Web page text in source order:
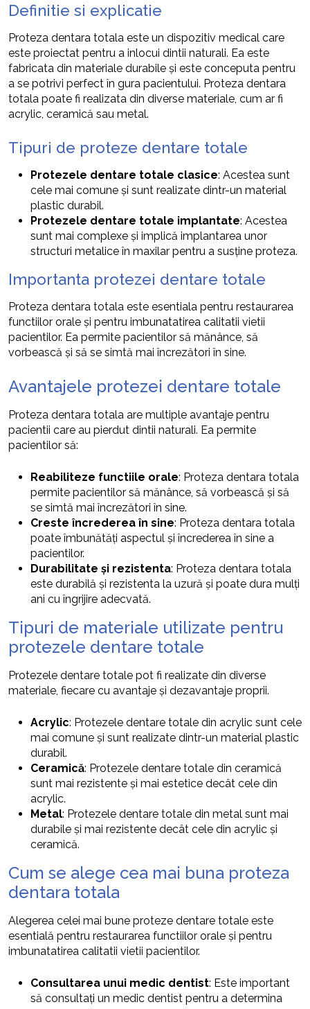
Definitie si explicatie
Proteza dentara totala este un dispozitiv medical care
este proiectat pentru a inlocui dintii naturali. Ea este
fabricata din materiale durabile și este conceputa pentru
a se potrivi perfect în gura pacientului. Proteza dentara
totala poate fi realizata din diverse materiale, cum ar fi
acrylic, ceramică sau metal.
Tipuri de proteze dentare totale
Protezele dentare totale clasice: Acestea sunt
cele mai comune și sunt realizate dintr-un material
plastic durabil.
Protezele dentare totale implantate: Acestea
sunt mai complexe și implică implantarea unor
structuri metalice în maxilar pentru a susține proteza.
Importanta protezei dentare totale
Proteza dentara totala este esentiala pentru restaurarea
functiilor orale și pentru imbunatatirea calitatii vietii
pacientilor. Ea permite pacientilor să mănânce, să
vorbească și să se simtă mai încrezători în sine.
Avantajele protezei dentare totale
Proteza dentara totala are multiple avantaje pentru
pacientii care au pierdut dintii naturali. Ea permite
pacientilor să:
Reabiliteze functiile orale: Proteza dentara totala
permite pacientilor să mănânce, să vorbească și să
se simtă mai încrezători în sine.
Creste încrederea în sine: Proteza dentara totala
poate îmbunătăți aspectul și încrederea în sine a
pacientilor.
Durabilitate și rezistenta: Proteza dentara totala
este durabilă și rezistenta la uzură și poate dura mulți
ani cu îngrijire adecvată.
Tipuri de materiale utilizate pentru
protezele dentare totale
Protezele dentare totale pot fi realizate din diverse
materiale, fiecare cu avantaje și dezavantaje proprii.
Acrylic: Protezele dentare totale din acrylic sunt cele
mai comune și sunt realizate dintr-un material plastic
durabil.
Ceramică: Protezele dentare totale din ceramică
sunt mai rezistente și mai estetice decât cele din
acrylic.
Metal: Protezele dentare totale din metal sunt mai
durabile și mai rezistente decât cele din acrylic și
ceramică.
Cum se alege cea mai buna proteza
dentara totala
Alegerea celei mai bune proteze dentare totale este
esentială pentru restaurarea functiilor orale și pentru
imbunatatirea calitatii vietii pacientilor.
Consultarea unui medic dentist: Este important
să consultați un medic dentist pentru a determina